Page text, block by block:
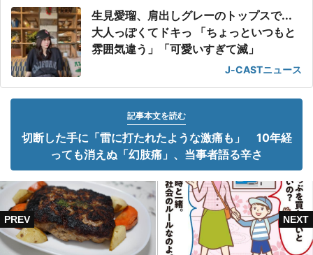
生見愛瑠、肩出しグレーのトップスで...
大人っぽくてドキっ 「ちょっといつもと
雰囲気違う」「可愛いすぎて滅」
J-CASTニュース
記事本文を読む
切断した手に「雷に打たれたような激痛も」 10年経
っても消えぬ「幻肢痛」、当事者語る辛さ